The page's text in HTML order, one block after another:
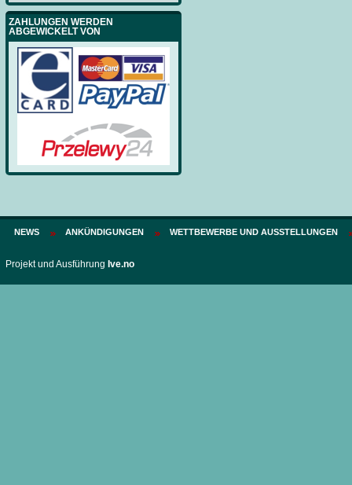
ZAHLUNGEN WERDEN
ABGEWICKELT VON
NEWS ANKÜNDIGUNGEN WETTBEWERBE UND AUSSTELLUNGEN
Projekt und Ausführung Ive.no